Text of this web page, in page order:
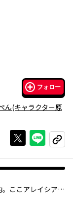
フォロー
ん(キャラクター原
Xで投稿する
ライン
コピー
ここアレイシア精